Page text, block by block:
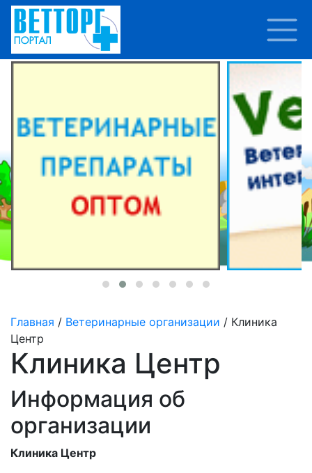
Главная / Ветеринарные организации / Клиника
Центр
Клиника Центр
Информация об
организации
Клиника Центр